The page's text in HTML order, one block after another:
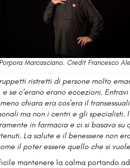
Porpora Marcasciano. Credit Francesco
ristretti di persone molto
se c’erano erano eccezioni.
chiara era cos’era il
ma non i centri e gli specialisti.
in farmacia e ci si basava
La salute e il benessere non
il poter essere quello che si vuole
mantenere la calma portando